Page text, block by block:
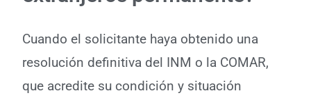
Cuando el solicitante haya obtenido una
resolución definitiva del INM o la COMAR,
que acredite su condición y situación